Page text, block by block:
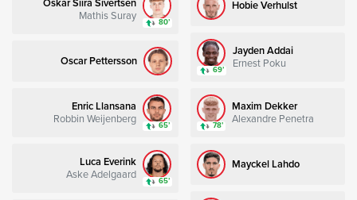
Mathis Suray
80’
Oscar Pettersson
Enric Llansana
Robbin Weijenberg
65’
Luca Everink
Aske Adelgaard
65’
Hobie Verhulst
Jayden Addai
Ernest Poku
69’
Maxim Dekker
Alexandre Penetra
78’
Mayckel Lahdo